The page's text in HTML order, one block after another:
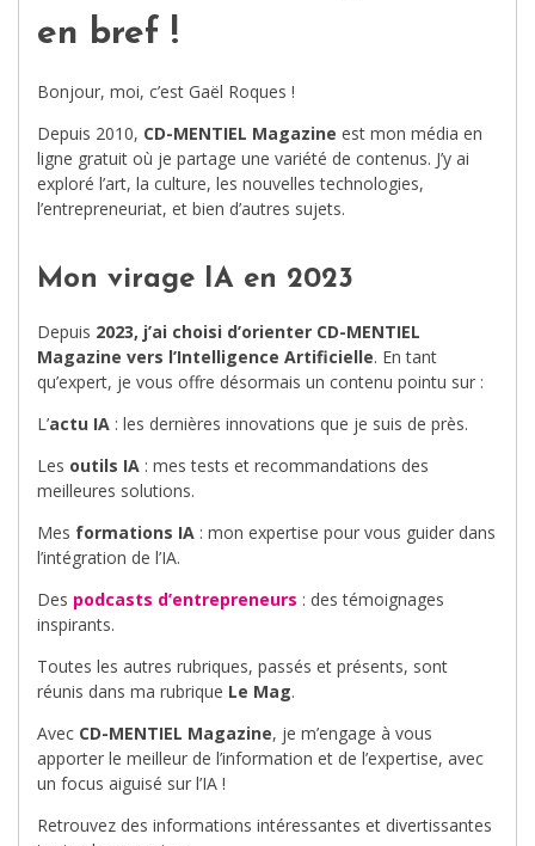
en bref !
Bonjour, moi, c’est Gaël Roques !
Depuis 2010, CD-MENTIEL Magazine est mon média en
ligne gratuit où je partage une variété de contenus. J’y ai
exploré l’art, la culture, les nouvelles technologies,
l’entrepreneuriat, et bien d’autres sujets.
Mon virage IA en 2023
Depuis 2023, j’ai choisi d’orienter CD-MENTIEL
Magazine vers l’Intelligence Artificielle. En tant
qu’expert, je vous offre désormais un contenu pointu sur :
L’actu IA : les dernières innovations que je suis de près.
Les outils IA : mes tests et recommandations des
meilleures solutions.
Mes formations IA : mon expertise pour vous guider dans
l’intégration de l’IA.
Des podcasts d’entrepreneurs : des témoignages
inspirants.
Toutes les autres rubriques, passés et présents, sont
réunis dans ma rubrique Le Mag.
Avec CD-MENTIEL Magazine, je m’engage à vous
apporter le meilleur de l’information et de l’expertise, avec
un focus aiguisé sur l’IA !
Retrouvez des informations intéressantes et divertissantes